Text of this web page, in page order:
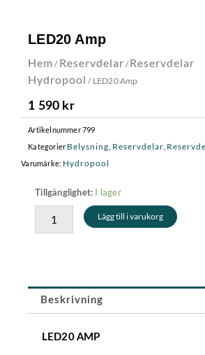
LED20 Amp
Hem / Reservdelar /Reservdelar
Hydropool / LED20 Amp
1 590 kr
Artikelnummer799
Kategorier Belysning Reservdelar
Varumärke: Hydropool
Tillgänglighet: I lager
LED20
Amp
mängd
Lägg till i varukorg
Beskrivning
LED20 AMP